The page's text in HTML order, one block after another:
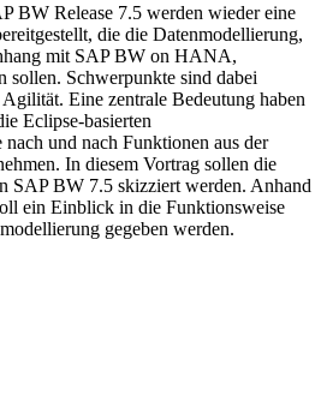
BW Release 7.5 werden wieder eine
die die Datenmodellierung,
mit SAP BW on HANA,
sollen. Schwerpunkte sind dabei
Eine zentrale Bedeutung haben
Eclipse-basierten
und nach Funktionen aus der
In diesem Vortrag sollen die
SAP BW 7.5 skizziert werden. Anhand
ein Einblick in die Funktionsweise
gegeben werden.